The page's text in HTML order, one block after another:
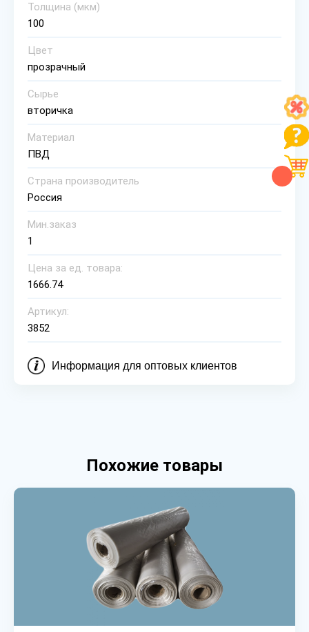
Толщина (мкм)
100
Цвет
прозрачный
Сырье
вторичка
Материал
ПВД
Страна производитель
Россия
Мин.заказ
1
Цена за ед. товара:
1666.74
Артикул:
3852
Информация для оптовых клиентов
Похожие товары